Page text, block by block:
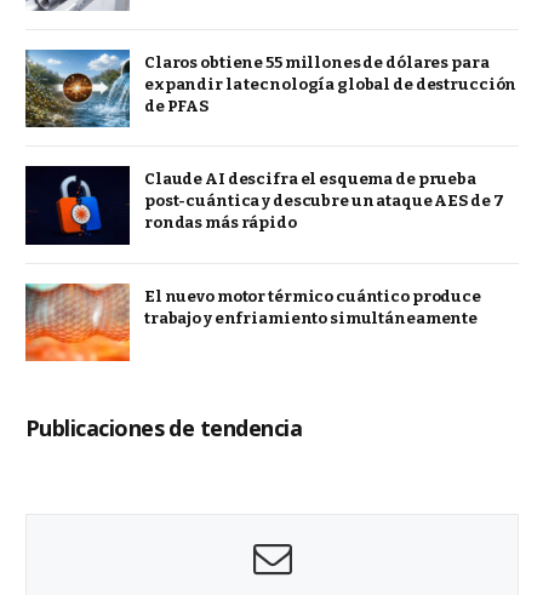
Claros obtiene 55 millones de dólares para
expandir la tecnología global de destrucción
de PFAS
Claude AI descifra el esquema de prueba
post-cuántica y descubre un ataque AES de 7
rondas más rápido
El nuevo motor térmico cuántico produce
trabajo y enfriamiento simultáneamente
Publicaciones de tendencia